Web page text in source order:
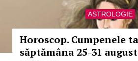
ASTROLOGIE
Horoscop. Cumpenele
săptămâna 25-31